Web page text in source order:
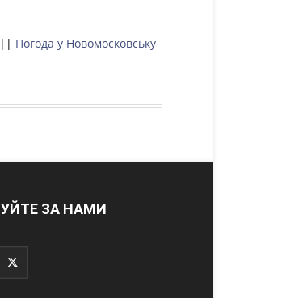
|| Погода у Новомосковську
ЗА НАМИ